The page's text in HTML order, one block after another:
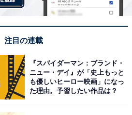
位までの全ランキング結果を見
注目の連載
『スパイダーマン：ブランド・
ニュー・デイ』が「史上もっと
も優しいヒーロー映画」になっ
た理由。予習したい作品は？